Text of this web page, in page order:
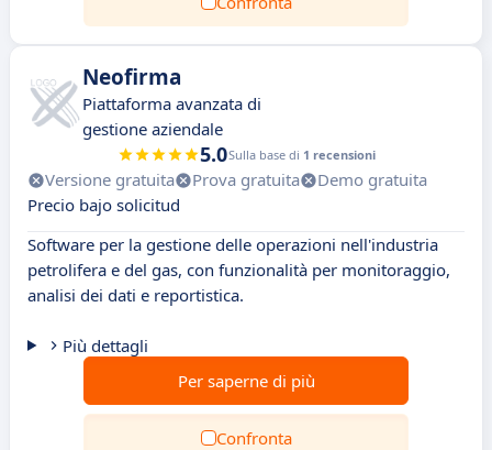
Neofirma
Piattaforma avanzata di
gestione aziendale
5.0Sulla base di 1 recensioni
Versione gratuita Prova gratuita
Demo gratuita
Precio bajo solicitud
Software per la gestione delle operazioni nell'industria
petrolifera e del gas, con funzionalità per monitoraggio,
analisi dei dati e reportistica.
Più dettagli
Per saperne di più
Confronta